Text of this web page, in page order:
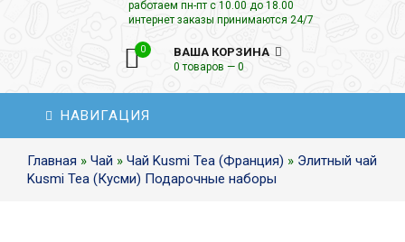
работаем пн-пт с 10.00 до 18.00
интернет заказы принимаются 24/7
0 ВАША КОРЗИНА
0 товаров — 0
НАВИГАЦИЯ
Главная » Чай » Чай Kusmi Tea (Франция) » Элитный чай
Kusmi Tea (Кусми) Подарочные наборы